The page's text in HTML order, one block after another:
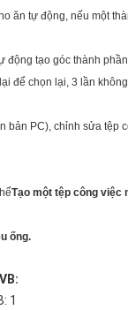
ăn tự động, nếu một
động tạo góc thành
để chọn lại, 3 lần
PC), chỉnh sửa tệp
Tạo một tệp công việc
ống.
1